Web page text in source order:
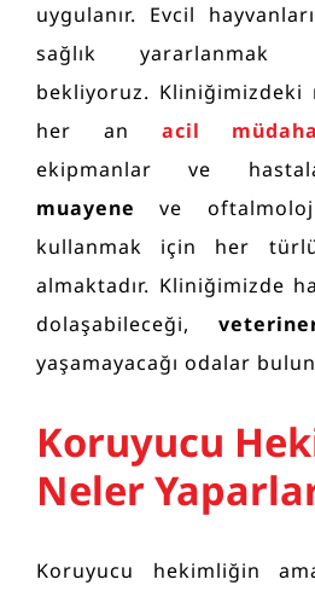
uygulanır. Evcil
sağlık yararlanmak
bekliyoruz. Kliniğimizdeki
her an acil
ekipmanlar ve
muayeneve
kullanmak için her
almaktadır. Kliniğimizde
dolaşabileceği,
yaşamayacağı odalar
Koruyucu
Neler
Koruyucu hekimliğin